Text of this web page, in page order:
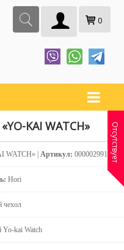
0
KAI WATCH»
WATCH» | Артикул: 000002991
Hori
чехол
Yo-kai Watch
Отсутствует